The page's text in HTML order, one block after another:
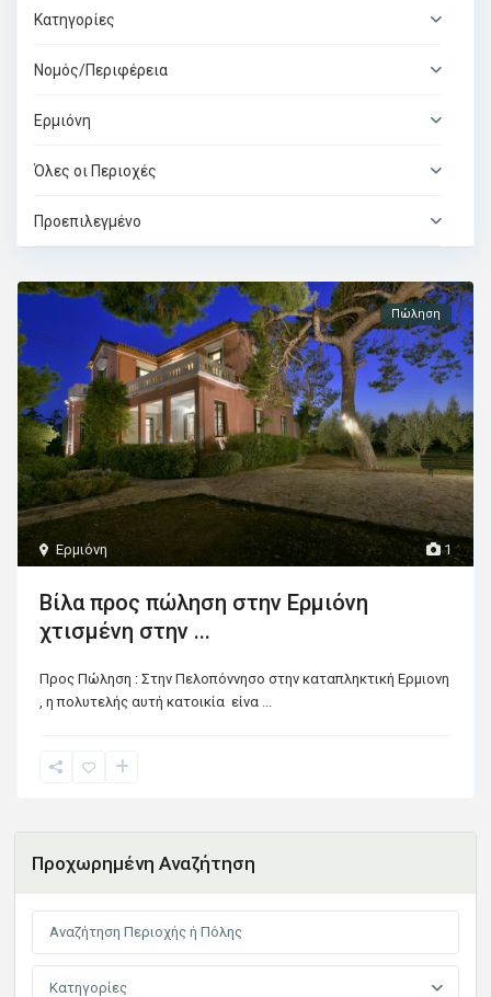
Κατηγορίες
Νομός/Περιφέρεια
Ερμιόνη
Όλες οι Περιοχές
Προεπιλεγμένο
1
Ερμιόνη
Πώληση
Bίλα προς πώληση στην Ερμιόνη
χτισμένη στην ...
Προς Πώληση : Στην Πελοπόννησο στην καταπληκτική Ερμιονη
, η πολυτελής αυτή κατοικία είνα
Προχωρημένη Αναζήτηση
Κατηγορίες